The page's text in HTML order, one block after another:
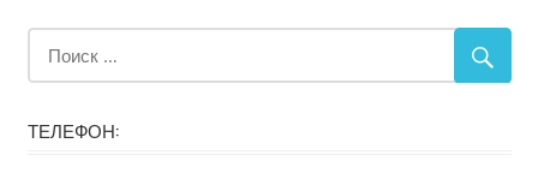
ТЕЛЕФОН: